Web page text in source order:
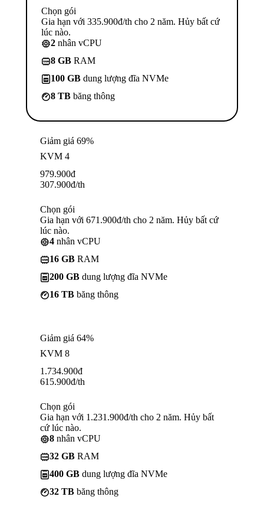
Chọn gói
Gia hạn với 335.900đ/th cho 2 năm. Hủy bất cứ
lúc nào.
2 nhân vCPU
8 GB RAM
100 GB dung lượng đĩa NVMe
8 TB băng thông
Giảm giá 69%
KVM 4
979.900đ
307.900đ/th
Chọn gói
Gia hạn với 671.900đ/th cho 2 năm. Hủy bất cứ
lúc nào.
4 nhân vCPU
16 GB RAM
200 GB dung lượng đĩa NVMe
16 TB băng thông
Giảm giá 64%
KVM 8
1.734.900đ
615.900đ/th
Chọn gói
Gia hạn với 1.231.900đ/th cho 2 năm. Hủy bất
cứ lúc nào.
8 nhân vCPU
32 GB RAM
400 GB dung lượng đĩa NVMe
32 TB băng thông